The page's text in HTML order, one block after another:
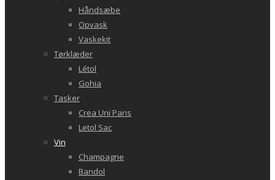
Håndsæbe
Opvask
Vaskekit
Tørklæder
Létol
Gohia
Tasker
Crea Uni Paris
Letol Sac
Vin
Champagne
Bandol